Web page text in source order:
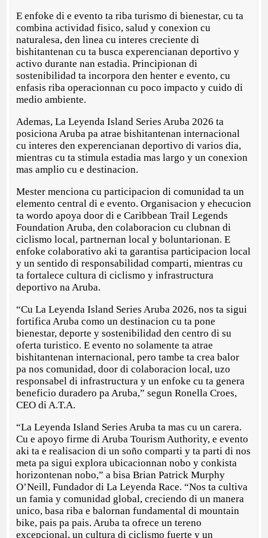
E enfoke di e evento ta riba turismo di bienestar, cu ta
combina actividad fisico, salud y conexion cu
naturalesa, den linea cu interes creciente di
bishitantenan cu ta busca experencianan deportivo y
activo durante nan estadia. Principionan di
sostenibilidad ta incorpora den henter e evento, cu
enfasis riba operacionnan cu poco impacto y cuido di
medio ambiente.
Ademas, La Leyenda Island Series Aruba 2026 ta
posiciona Aruba pa atrae bishitantenan internacional
cu interes den experencianan deportivo di varios dia,
mientras cu ta stimula estadia mas largo y un conexion
mas amplio cu e destinacion.
Mester menciona cu participacion di comunidad ta un
elemento central di e evento. Organisacion y ehecucion
ta wordo apoya door di e Caribbean Trail Legends
Foundation Aruba, den colaboracion cu clubnan di
ciclismo local, partnernan local y boluntarionan. E
enfoke colaborativo aki ta garantisa participacion local
y un sentido di responsabilidad comparti, mientras cu
ta fortalece cultura di ciclismo y infrastructura
deportivo na Aruba.
“Cu La Leyenda Island Series Aruba 2026, nos ta sigui
fortifica Aruba como un destinacion cu ta pone
bienestar, deporte y sostenibilidad den centro di su
oferta turistico. E evento no solamente ta atrae
bishitantenan internacional, pero tambe ta crea balor
pa nos comunidad, door di colaboracion local, uzo
responsabel di infrastructura y un enfoke cu ta genera
beneficio duradero pa Aruba,” segun Ronella Croes,
CEO di A.T.A.
“La Leyenda Island Series Aruba ta mas cu un carera.
Cu e apoyo firme di Aruba Tourism Authority, e evento
aki ta e realisacion di un soño comparti y ta parti di nos
meta pa sigui explora ubicacionnan nobo y conkista
horizontenan nobo,” a bisa Brian Patrick Murphy
O’Neill, Fundador di La Leyenda Race. “Nos ta cultiva
un famia y comunidad global, creciendo di un manera
unico, basa riba e balornan fundamental di mountain
bike, pais pa pais. Aruba ta ofrece un tereno
excepcional, un cultura di ciclismo fuerte y un